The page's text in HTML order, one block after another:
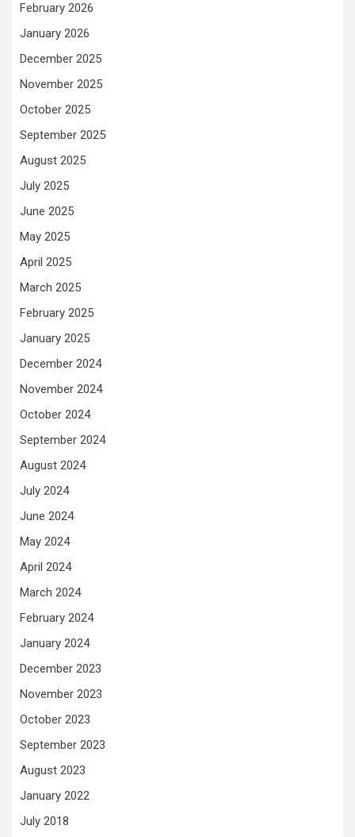
February 2026
January 2026
December 2025
November 2025
October 2025
September 2025
August 2025
July 2025
June 2025
May 2025
April 2025
March 2025
February 2025
January 2025
December 2024
November 2024
October 2024
September 2024
August 2024
July 2024
June 2024
May 2024
April 2024
March 2024
February 2024
January 2024
December 2023
November 2023
October 2023
September 2023
August 2023
January 2022
July 2018